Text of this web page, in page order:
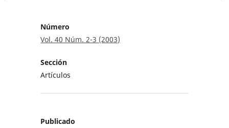
Número
Vol. 40 Núm. 2-3 (2003)
Sección
Artículos
Publicado